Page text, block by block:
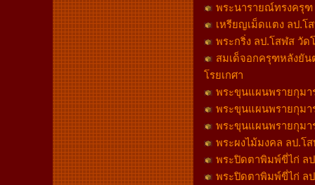
พระนารายณ์ทรงครุฑ
เหรียญเม็ดแตง ลป.โ
พระกริ่ง ลป.โสฬส วัด
สมเด็จอกครุฑหลังยัน
โรยเกศา
พระขุนแผนพรายกุมา
พระขุนแผนพรายกุมา
พระขุนแผนพรายกุมา
พระผงไม้มงคล ลป.โ
พระปิดตาพิมพ์ขี่ไก่ ล
พระปิดตาพิมพ์ขี่ไก่ ล